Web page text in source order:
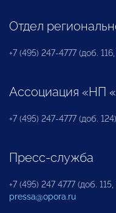
Отдел
+7 (495) 247-4777 (доб. 116,
Ассоциация «НП
+7 (495) 247-4777 (доб. 124)
Пресс-служба
+7 (495) 247 4777 (доб. 115,
pressa@opora.ru